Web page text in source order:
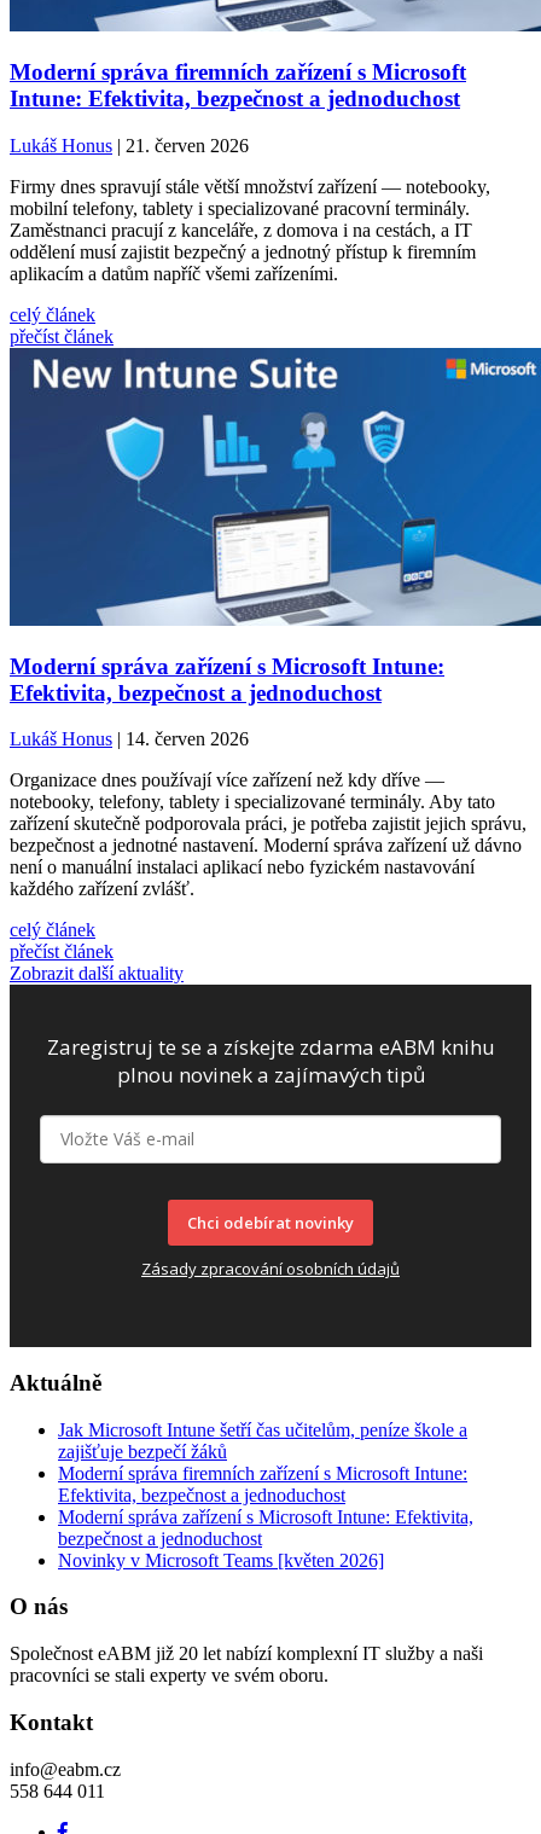
Moderní správa firemních zařízení s Microsoft
Intune: Efektivita, bezpečnost a jednoduchost
Lukáš Honus | 21. červen 2026
Firmy dnes spravují stále větší množství zařízení — notebooky,
mobilní telefony, tablety i specializované pracovní terminály.
Zaměstnanci pracují z kanceláře, z domova i na cestách, a IT
oddělení musí zajistit bezpečný a jednotný přístup k firemním
aplikacím a datům napříč všemi zařízeními.
celý článek
přečíst článek
Moderní správa zařízení s Microsoft Intune:
Efektivita, bezpečnost a jednoduchost
Lukáš Honus | 14. červen 2026
Organizace dnes používají více zařízení než kdy dříve —
notebooky, telefony, tablety i specializované terminály. Aby tato
zařízení skutečně podporovala práci, je potřeba zajistit jejich správu,
bezpečnost a jednotné nastavení. Moderní správa zařízení už dávno
není o manuální instalaci aplikací nebo fyzickém nastavování
každého zařízení zvlášť.
celý článek
přečíst článek
Zobrazit další aktuality
Zaregistruj te se a získejte zdarma eABM knihu
plnou novinek a zajímavých tipů
Chci odebírat novinky
Zásady zpracování osobních údajů
Aktuálně
Jak Microsoft Intune šetří čas učitelům, peníze škole a
zajišťuje bezpečí žáků
Moderní správa firemních zařízení s Microsoft Intune:
Efektivita, bezpečnost a jednoduchost
Moderní správa zařízení s Microsoft Intune: Efektivita,
bezpečnost a jednoduchost
Novinky v Microsoft Teams [květen 2026]
O nás
Společnost eABM již 20 let nabízí komplexní IT služby a naši
pracovníci se stali experty ve svém oboru.
Kontakt
info@eabm.cz
558 644 011